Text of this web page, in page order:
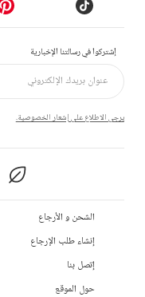
إشتركوا في رسالتنا الإخبارية
يرجى الاطلاع على إشعار الخصوصية.
الشحن و الأرجاع
إنشاء طلب الإرجاع
إتصل بنا
حول الموقع